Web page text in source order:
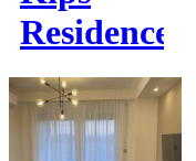
Residence